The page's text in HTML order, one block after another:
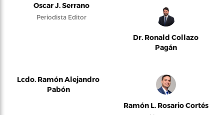
Oscar J. Serrano
Periodista Editor
Dr. Ronald Collazo
Pagán
Lcdo. Ramón Alejandro
Pabón
Ramón L. Rosario Cortés